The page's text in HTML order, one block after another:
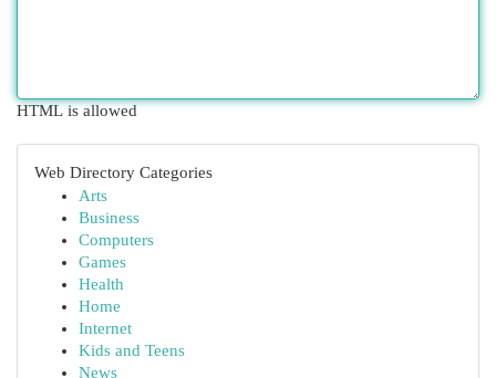
HTML is allowed
Web Directory Categories
Arts
Business
Computers
Games
Health
Home
Internet
Kids and Teens
News